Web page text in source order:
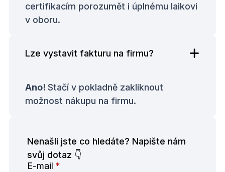
certifikacím porozumět i úplnému laikovi
v oboru.
Lze vystavit fakturu na firmu?
Ano! Stačí v pokladně zakliknout
možnost nákupu na firmu.
Nenašli jste co hledáte? Napište nám
svůj dotaz 👇
E-mail *